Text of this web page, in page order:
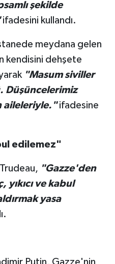
şekilde
ifadesini kullandı.
meydana gelen
kendisini dehşete
"Masum siviller
Düşüncelerimiz
aileleriyle."ifadesine
edilemez"
"Gazze'den
ve kabul
yasa